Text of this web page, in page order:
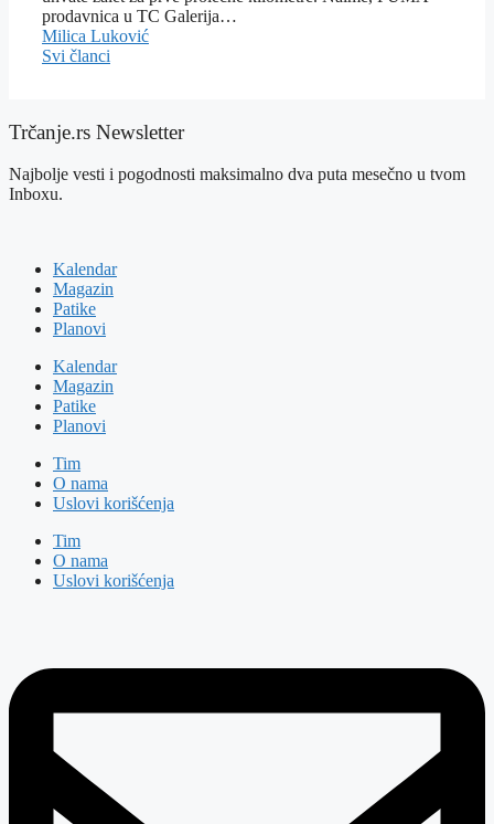
prodavnica u TC Galerija…
Milica Luković
Svi članci
Trčanje.rs Newsletter
Najbolje vesti i pogodnosti maksimalno dva puta mesečno u tvom
Inboxu.
Kalendar
Magazin
Patike
Planovi
Kalendar
Magazin
Patike
Planovi
Tim
O nama
Uslovi korišćenja
Tim
O nama
Uslovi korišćenja